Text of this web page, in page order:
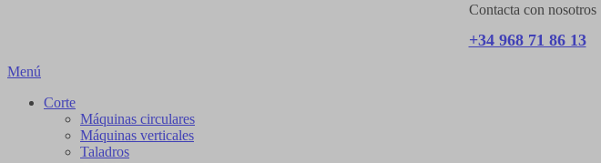
Contacta con nosotros
+34 968 71 86 13
Menú
Corte
Máquinas circulares
Máquinas verticales
Taladros